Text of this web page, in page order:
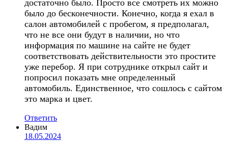
достаточно было. Просто все смотреть их можно
было до бесконечности. Конечно, когда я ехал в
салон автомобилей с пробегом, я предполагал,
что не все они будут в наличии, но что
информация по машине на сайте не будет
соответствовать действительности это простите
уже перебор. Я при сотруднике открыл сайт и
попросил показать мне определенный
автомобиль. Единственное, что сошлось с сайтом
это марка и цвет.
Ответить
Вадим
18.05.2024